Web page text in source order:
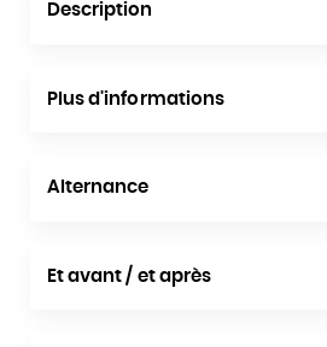
Description
Plus d'informations
Alternance
Et avant / et après